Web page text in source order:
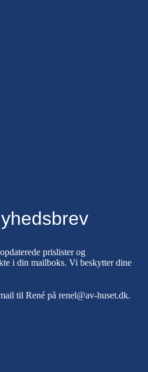
prislister og
i din mailboks. Vi beskytter dine
til René på renel@av-huset.dk.